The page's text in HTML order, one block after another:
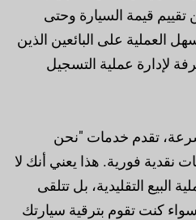
قيمة السيارة وحتى
العملية على البائعين الذين
لإدارة عملية التسجيل
تقدم خدمات "نحن
نقدية فورية. هذا يعني أنك لا
التقليدية، بل تتلقى
كنت تقوم بترقية سيارتك